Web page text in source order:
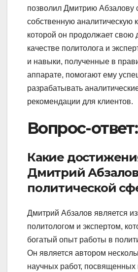
позволил Дмитрию Абзалову
собственную аналитическую
которой он продолжает свою
качестве политолога и
и навыки, полученные в
аппарате, помогают ему
разрабатывать
рекомендации для клиентов.
Вопрос-ответ:
Какие
Дмитрий
политической
Дмитрий Абзалов является
политологом и экспертом,
богатый опыт работы в
Он является автором
научных работ, посвященных